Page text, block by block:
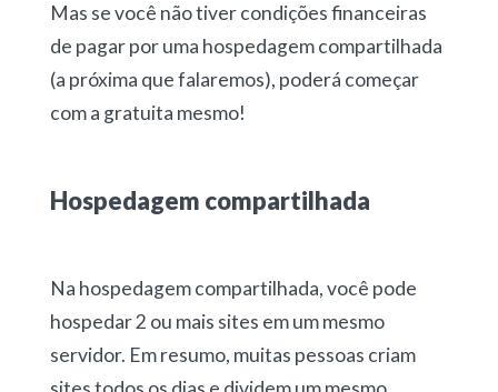
Mas se você não tiver condições financeiras
de pagar por uma hospedagem compartilhada
(a próxima que falaremos), poderá começar
com a gratuita mesmo!
Hospedagem compartilhada
Na hospedagem compartilhada, você pode
hospedar 2 ou mais sites em um mesmo
servidor. Em resumo, muitas pessoas criam